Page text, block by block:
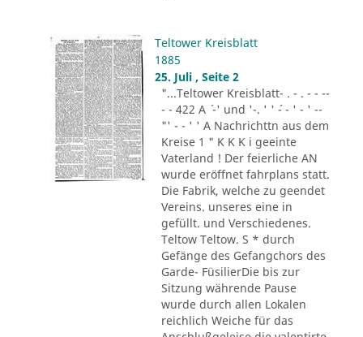
Teltower Kreisblatt
1885
25. Juli , Seite 2
"...Teltower Kreisblatt- . - . - - --
- - 422 A ´ -' und '-. ' ' ´- - ' - ' --
"' - - ' ' A Nachrichttn aus dem
Kreise 1 " K K K i geeinte
Vaterland ! Der feierliche AN
wurde eröffnet fahrplans statt.
Die Fabrik, welche zu geendet
Vereins. unseres eine in
gefüllt. und Verschiedenes.
Teltow Teltow. S * durch
Gefänge des Gefangchors des
Garde- FüsilierDie bis zur
Sitzung währende Pause
wurde durch allen Lokalen
reichlich Weiche für das